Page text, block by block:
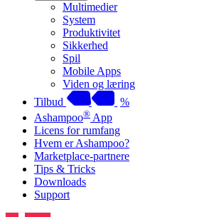
Multimedier
System
Produktivitet
Sikkerhed
Spil
Mobile Apps
Viden og læring
Tilbud
%
Ashampoo® App
Licens for rumfang
Hvem er Ashampoo?
Marketplace-partnere
Tips & Tricks
Downloads
Support